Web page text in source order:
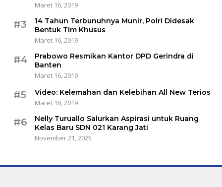
Maret 16, 2019
#3
14 Tahun Terbunuhnya Munir, Polri Didesak
Bentuk Tim Khusus
Maret 16, 2019
#4
Prabowo Resmikan Kantor DPD Gerindra di
Banten
Maret 16, 2019
#5
Video: Kelemahan dan Kelebihan All New Terios
Maret 16, 2019
#6
Nelly Turuallo Salurkan Aspirasi untuk Ruang
Kelas Baru SDN 021 Karang Jati
November 21, 2025